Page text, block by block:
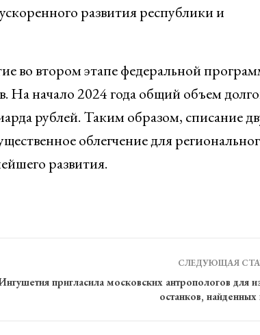
развития республики и
во втором этапе федеральной
На начало 2024 года общий объем
рублей. Таким образом, списание
облегчение для
развития.
СЛЕДУЮЩАЯ
пригласила московских антропологов для
останков, найденных